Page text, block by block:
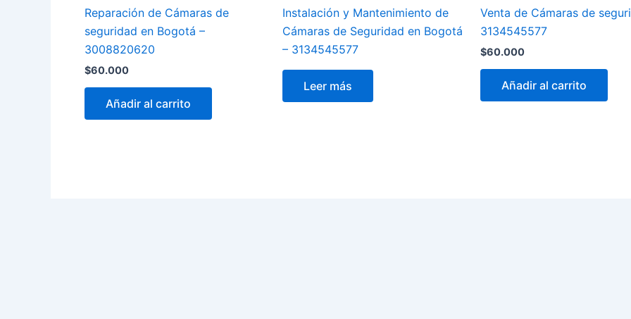
Reparación de Cámaras de
seguridad en Bogotá –
3008820620
$60.000
Añadir al carrito
Instalación y Mantenimiento de
Cámaras de Seguridad en Bogotá
– 3134545577
Leer más
Venta de Cámaras de
3134545577
$60.000
Añadir al carrito